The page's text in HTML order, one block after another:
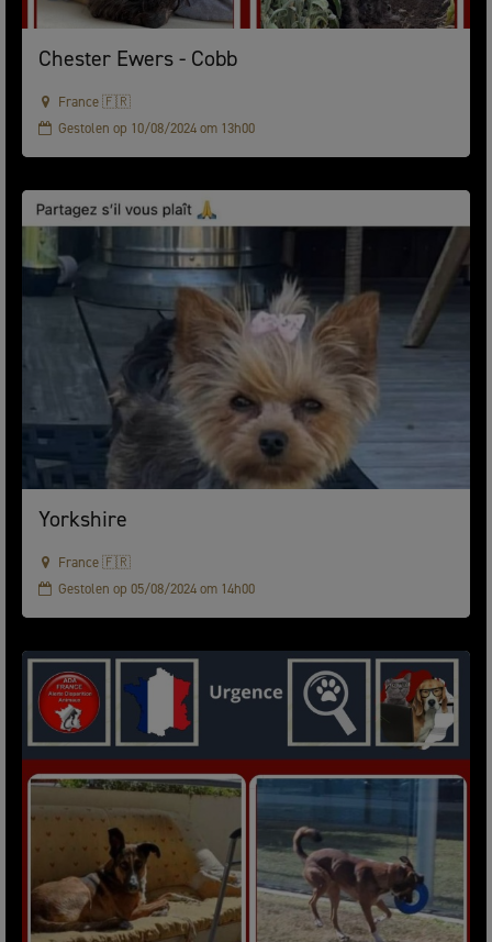
Chester Ewers - Cobb
France 🇫🇷
Gestolen op 10/08/2024 om 13h00
Yorkshire
France 🇫🇷
Gestolen op 05/08/2024 om 14h00